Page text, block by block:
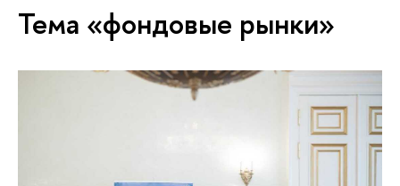
Тема «фондовые рынки»